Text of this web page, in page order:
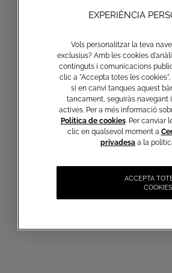
EXPERIÈNCIA
Vols personalitzar la teva
exclusius? Amb les cookies
continguts i comunicacions
clic a "Accepta totes les
si en canvi tanques aquest
tancament, seguiràs navegant
actives. Per a més informació
Política de cookies. Per canviar
clic en qualsevol moment a
privadesa a la
ACCEPTA
COOKIES